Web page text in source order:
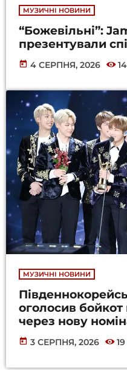
МУЗИЧНІ НОВИНИ
“Божевільні”:
презентували
today 4 СЕРПНЯ, 2026 14
МУЗИЧНІ НОВИНИ
оголосив бойкот
через нову
today 3 СЕРПНЯ, 2026 19